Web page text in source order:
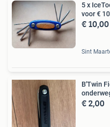
5 x
voor € 10
€ 10,00
Sint
B'Twin
€ 2,00